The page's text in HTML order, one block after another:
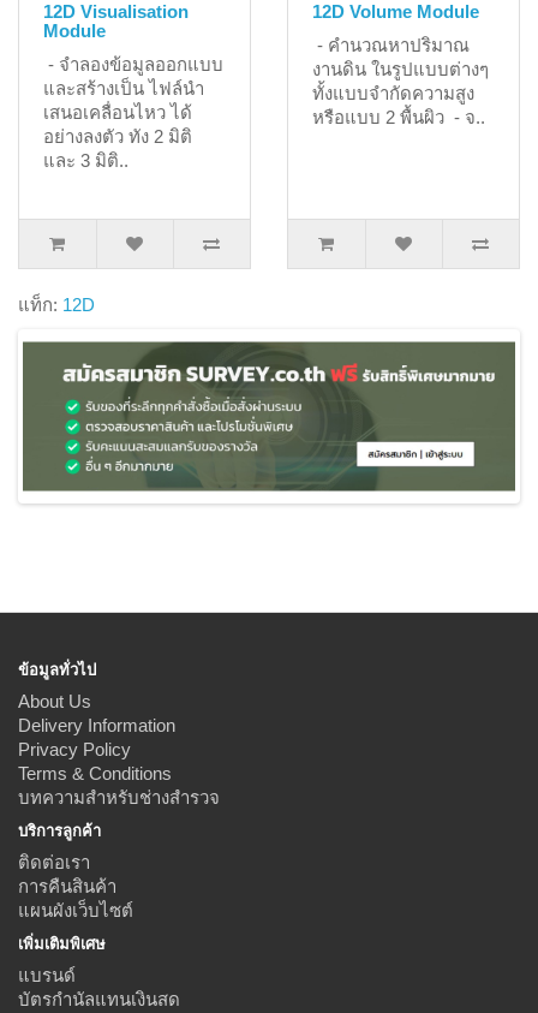
12D Visualisation
Module
- จำลองข้อมูลออกแบบ
และสร้างเป็น ไฟล์นำ
เสนอเคลื่อนไหว ได้
อย่างลงตัว ทัง 2 มิติ
และ 3 มิติ..
12D Volume Module
- คำนวณหาปริมาณ
งานดิน ในรูปแบบต่างๆ
ทั้งแบบจำกัดความสูง
หรือแบบ 2 พื้นผิว - จ..
แท็ก: 12D
ข้อมูลทั่วไป
About Us
Delivery Information
Privacy Policy
Terms & Conditions
บทความสำหรับช่างสำรวจ
บริการลูกค้า
ติดต่อเรา
การคืนสินค้า
แผนผังเว็บไซต์
เพิ่มเติมพิเศษ
แบรนด์
บัตรกำนัลแทนเงินสด